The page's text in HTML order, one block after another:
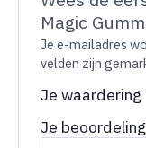
Magic
Je e-mailadres
velden zijn
Je waardering
Je